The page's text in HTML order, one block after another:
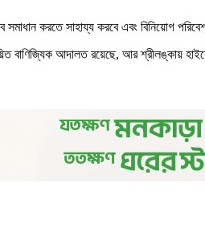
করতে সাহায্য করবে এবং বিনিয়োগ
বাণিজ্যিক আদালত রয়েছে, আর শ্রীলঙ্কায়